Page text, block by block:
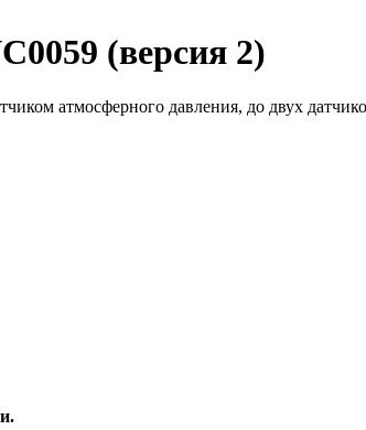
(версия 2)
атмосферного давления, до двух